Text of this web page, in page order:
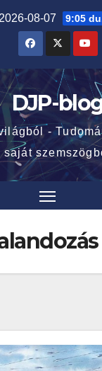
2026-08-07 9:05
DJP-
-
saját